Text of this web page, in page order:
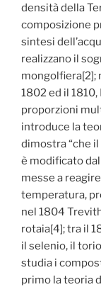
densità della
composizione
sintesi
realizzano il
mongolfiera[2];
1802 ed il
proporzioni
introduce la
dimostra “che
è modificato
messe a
temperatura,
nel 1804
rotaia[4]; tra il
il selenio, il
studia i
primo la teoria